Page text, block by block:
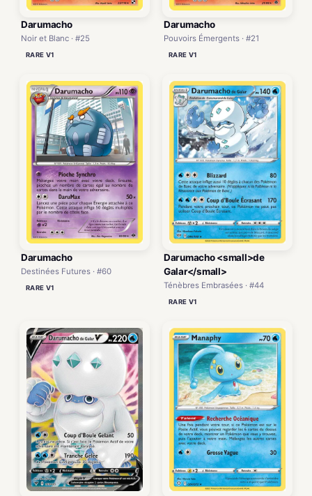
Darumacho
Noir et Blanc · #25
RARE V1
Darumacho
Pouvoirs Émergents · #21
RARE V1
Darumacho
Destinées Futures · #60
RARE V1
Darumacho <small>de
Galar</small>
Ténèbres Embrasées · #44
RARE V1